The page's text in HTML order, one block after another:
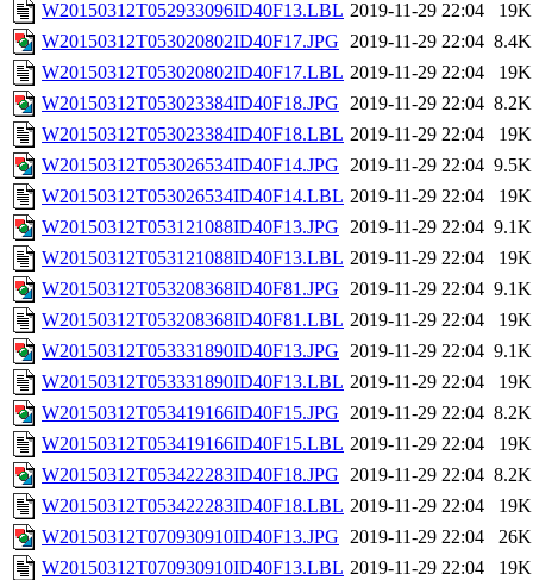
W20150312T052933096ID40F13.LBL 2019-11-29 22:04
19K
W20150312T053020802ID40F17.JPG 2019-11-29 22:04 8.4K
W20150312T053020802ID40F17.LBL 2019-11-29 22:04
19K
W20150312T053023384ID40F18.JPG 2019-11-29 22:04 8.2K
W20150312T053023384ID40F18.LBL 2019-11-29 22:04
19K
W20150312T053026534ID40F14.JPG 2019-11-29 22:04 9.5K
W20150312T053026534ID40F14.LBL 2019-11-29 22:04
19K
W20150312T053121088ID40F13.JPG 2019-11-29 22:04 9.1K
W20150312T053121088ID40F13.LBL 2019-11-29 22:04
19K
W20150312T053208368ID40F81.JPG 2019-11-29 22:04 9.1K
W20150312T053208368ID40F81.LBL 2019-11-29 22:04
19K
W20150312T053331890ID40F13.JPG 2019-11-29 22:04 9.1K
W20150312T053331890ID40F13.LBL 2019-11-29 22:04
19K
W20150312T053419166ID40F15.JPG 2019-11-29 22:04 8.2K
W20150312T053419166ID40F15.LBL 2019-11-29 22:04
19K
W20150312T053422283ID40F18.JPG 2019-11-29 22:04 8.2K
W20150312T053422283ID40F18.LBL 2019-11-29 22:04
19K
W20150312T070930910ID40F13.JPG 2019-11-29 22:04
26K
W20150312T070930910ID40F13.LBL 2019-11-29 22:04
19K